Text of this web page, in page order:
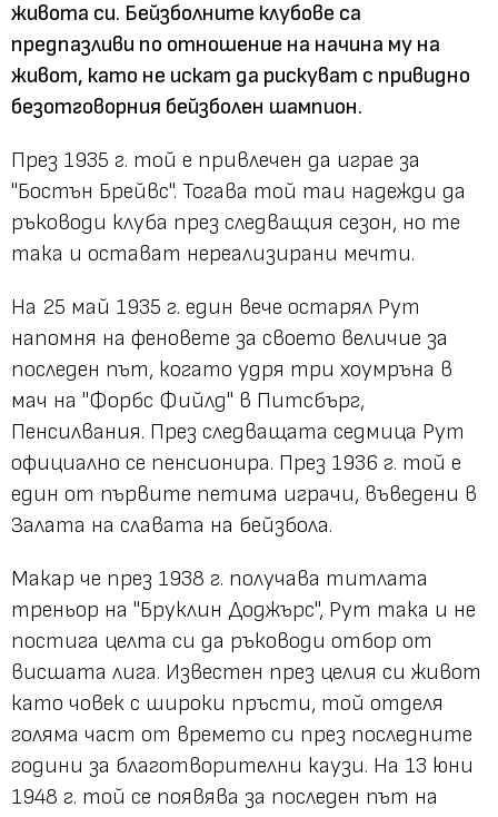
живота си. Бейзболните клубове са
предпазливи по отношение на начина му на
живот, като не искат да рискуват с привидно
безотговорния бейзболен шампион.
През 1935 г. той е привлечен да играе за
"Бостън Брейвс". Тогава той таи надежди да
ръководи клуба през следващия сезон, но те
така и остават нереализирани мечти.
На 25 май 1935 г. един вече остарял Рут
напомня на феновете за своето величие за
последен път, когато удря три хоумръна в
мач на "Форбс Фийлд" в Питсбърг,
Пенсилвания. През следващата седмица Рут
официално се пенсионира. През 1936 г. той е
един от първите петима играчи, въведени в
Залата на славата на бейзбола.
Макар че през 1938 г. получава титлата
треньор на "Бруклин Доджърс", Рут така и не
постига целта си да ръководи отбор от
висшата лига. Известен през целия си живот
като човек с широки пръсти, той отделя
голяма част от времето си през последните
години за благотворителни каузи. На 13 юни
1948 г. той се появява за последен път на